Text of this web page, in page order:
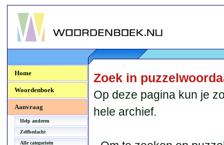
Woordenboek.NU
Home
Woordenboek
Aanvraag
Help anderen
Zelfbedacht
Alle categorieën
Zoek in
Op deze pagina kun je
hele archief.